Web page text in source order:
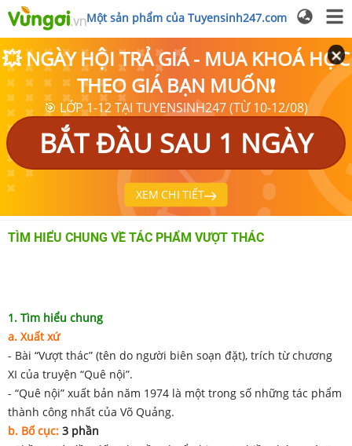
Một sản phẩm của Tuyensinh247.com
💥 NGÀY HỘI TRẢ GIÁ - MUA KHOÁ HỌC
THEO GIÁ BẠN MUỐN❗
🎯 LỚP 1-12 TẠI TUYENSINH247 (TỪ 10-12/08)
BẮT ĐẦU SAU 1 NGÀY
XEM CHI TIẾT
TÌM HIỂU CHUNG VỀ TÁC PHẨM VƯỢT THÁC
1. Tìm hiểu chung
a. Xuất xứ
- Bài “Vượt thác” (tên do người biên soạn đặt), trích từ chương
XI của truyện “Quê nội”.
- “Quê nội” xuất bản năm 1974 là một trong số những tác phẩm
thành công nhất của Võ Quảng.
b. Bố cục: 3 phần